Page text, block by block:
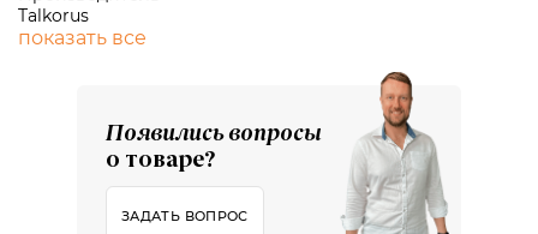
Talkorus
показать все
Появились вопросы
о товаре?
ЗАДАТЬ ВОПРОС